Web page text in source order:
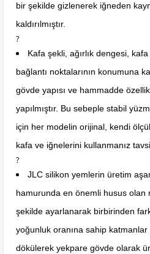
bir şekilde gizlenerek iğneden
kaldırılmıştır.
?
Kafa şekli, ağırlık dengesi,
bağlantı noktalarının konumuna
gövde yapısı ve hammadde
yapılmıştır. Bu sebeple stabil
için her modelin orijinal, kendi
kafa ve iğnelerini kullanmanız
?
JLC silikon yemlerin üretim
hamurunda en önemli husus olan
şekilde ayarlanarak birbirinden
yoğunluk oranına sahip
dökülerek yekpare gövde olarak